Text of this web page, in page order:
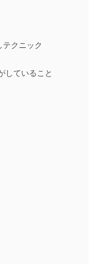
テクニック
していること